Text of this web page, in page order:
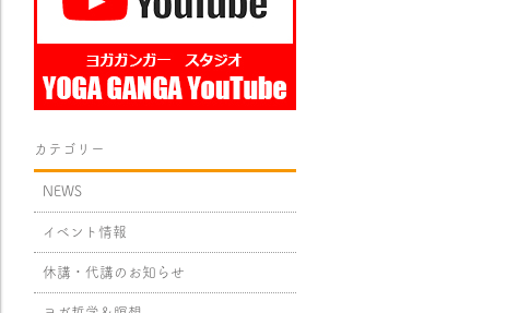
カテゴリー
NEWS
イベント情報
休講・代講のお知らせ